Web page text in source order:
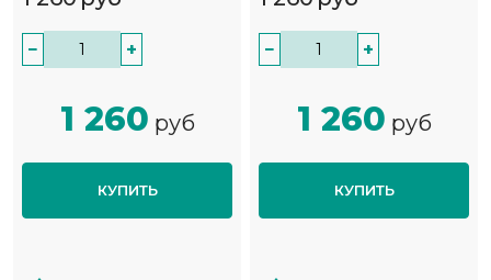
− +
1 260 руб
КУПИТЬ
− +
1 260 руб
КУПИТЬ